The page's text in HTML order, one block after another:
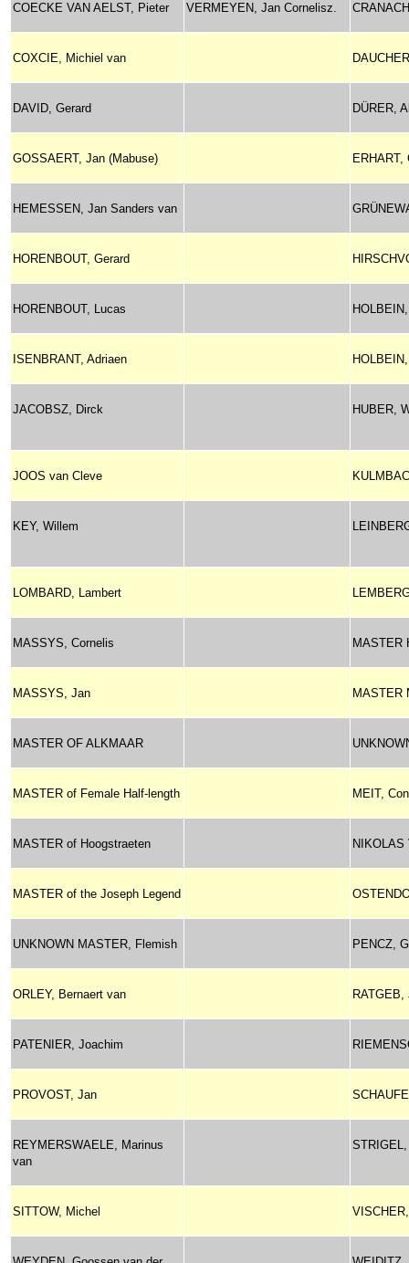
COECKE VAN AELST, Pieter VERMEYEN, Jan Cornelisz.
COXCIE, Michiel van
DAVID, Gerard DÜRER,
GOSSAERT, Jan (Mabuse) ERHART,
HEMESSEN, Jan Sanders van
HORENBOUT, Gerard
HORENBOUT, Lucas
ISENBRANT, Adriaen
JACOBSZ, Dirck HUBER,
JOOS van Cleve
KEY, Willem
LOMBARD, Lambert
MASSYS, Cornelis MASTER
MASSYS, Jan MASTER
MASTER OF ALKMAAR
MASTER of Female Half-length MEIT,
MASTER of Hoogstraeten NIKOLAS
MASTER of the Joseph Legend
UNKNOWN MASTER, Flemish PENCZ,
ORLEY, Bernaert van RATGEB,
PATENIER, Joachim
PROVOST, Jan
REYMERSWAELE, Marinus
van
SITTOW, Michel